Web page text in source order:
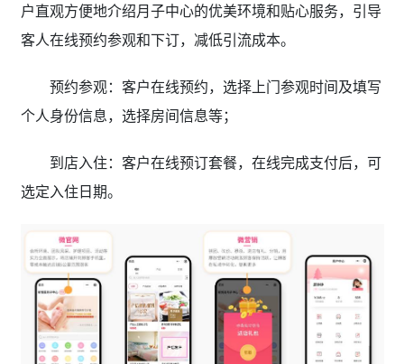
户直观方便地介绍月子中心的优美环境和贴心服务，引导
客人在线预约参观和下订，减低引流成本。
预约参观：客户在线预约，选择上门参观时间及填写
个人身份信息，选择房间信息等；
到店入住：客户在线预订套餐，在线完成支付后，可
选定入住日期。